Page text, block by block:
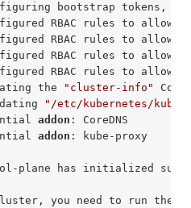
bootstrap tokens,
RBAC rules to allow
RBAC rules to allow
RBAC rules to allow
RBAC rules to
the
"cluster-info"
"/etc/kubernetes/
addon : CoreDNS
addon : kube-proxy
plane has initialized
you need to run the